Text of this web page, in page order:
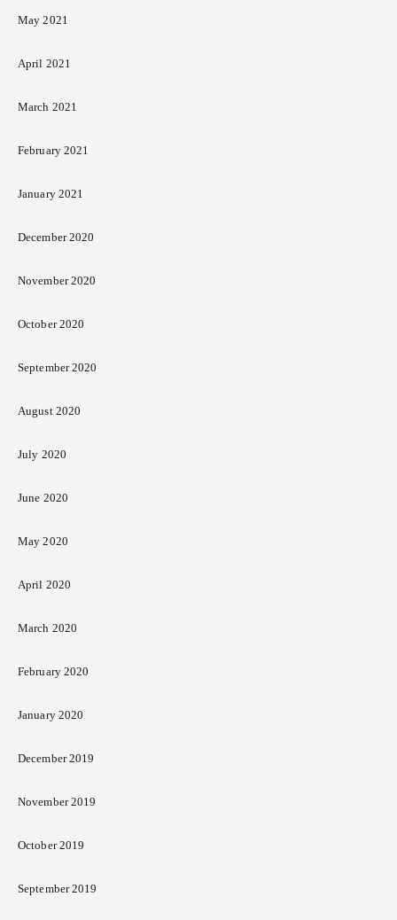
May 2021
April 2021
March 2021
February 2021
January 2021
December 2020
November 2020
October 2020
September 2020
August 2020
July 2020
June 2020
May 2020
April 2020
March 2020
February 2020
January 2020
December 2019
November 2019
October 2019
September 2019